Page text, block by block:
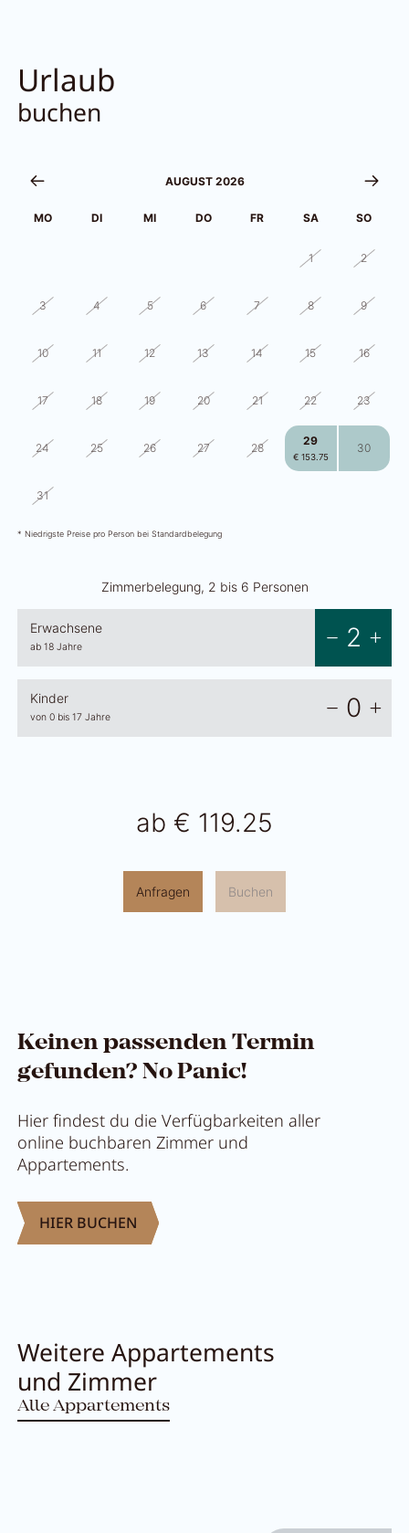
Pachmair 1453
Urlaub
buchen
AUGUST 2026
MO DI MI DO FR SA SO
1 2
3 4 5 6 7 8 9
10 11 12 13 14 15 16
17 18 19 20 21 22 23
24 25 26 27 28
29
€ 153.75
30
31
* Niedrigste Preise pro Person bei Standardbelegung
Zimmerbelegung, 2 bis 6 Personen
Erwachsene
ab 18 Jahre 2
Kinder
von 0 bis 17 Jahre 0
ab € 119.25
Anfragen Buchen
Keinen passenden Termin
gefunden? No Panic!
Hier findest du die Verfügbarkeiten aller
online buchbaren Zimmer und
Appartements.
HIER BUCHEN
Weitere Appartements
und Zimmer
Alle Appartements